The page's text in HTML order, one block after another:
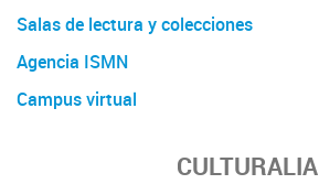
Salas de lectura y colecciones
Agencia ISMN
Campus virtual
CULTURALIA